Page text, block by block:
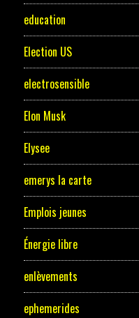
education
Election US
electrosensible
Elon Musk
Elysee
emerys la carte
Emplois jeunes
Énergie libre
enlèvements
ephemerides